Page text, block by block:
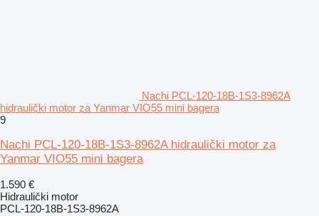
Nachi PCL-120-18B-1S3-8962A
hidraulički motor za Yanmar VIO55 mini bagera
9
Nachi PCL-120-18B-1S3-8962A hidraulički motor za
Yanmar VIO55 mini bagera
1.590 €
Hidraulički motor
PCL-120-18B-1S3-8962A